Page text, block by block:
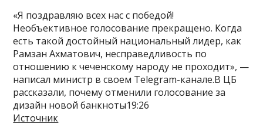
«Я поздравляю всех нас с победой!
Необъективное голосование прекращено. Когда
есть такой достойный национальный лидер, как
Рамзан Ахматович, несправедливость по
отношению к чеченскому народу не проходит», —
написал министр в своем Telegram-канале.В ЦБ
рассказали, почему отменили голосование за
дизайн новой банкноты19:26
Источник